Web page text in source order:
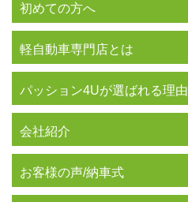
初めての方へ
軽自動車専門店とは
パッション4Uが選ばれる理由
会社紹介
お客様の声/納車式